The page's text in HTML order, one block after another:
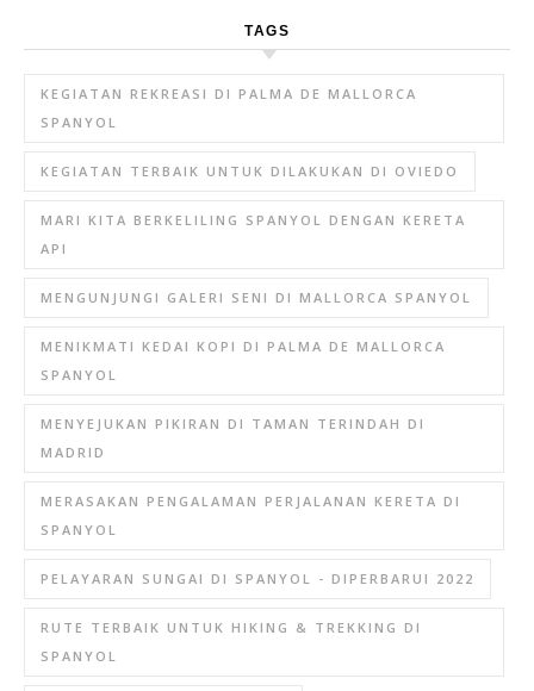
TAGS
KEGIATAN REKREASI DI PALMA DE MALLORCA
SPANYOL
KEGIATAN TERBAIK UNTUK DILAKUKAN DI OVIEDO
MARI KITA BERKELILING SPANYOL DENGAN KERETA
API
MENGUNJUNGI GALERI SENI DI MALLORCA SPANYOL
MENIKMATI KEDAI KOPI DI PALMA DE MALLORCA
SPANYOL
MENYEJUKAN PIKIRAN DI TAMAN TERINDAH DI
MADRID
MERASAKAN PENGALAMAN PERJALANAN KERETA DI
SPANYOL
PELAYARAN SUNGAI DI SPANYOL - DIPERBARUI 2022
RUTE TERBAIK UNTUK HIKING & TREKKING DI
SPANYOL